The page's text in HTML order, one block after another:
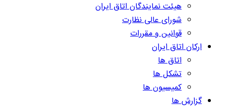
هیئت نمایندگان اتاق ایران
شورای عالی نظارت
قوانین و مقررات
ارکان اتاق ایران
اتاق ها
تشکل ها
کمیسیون ها
گزارش ها